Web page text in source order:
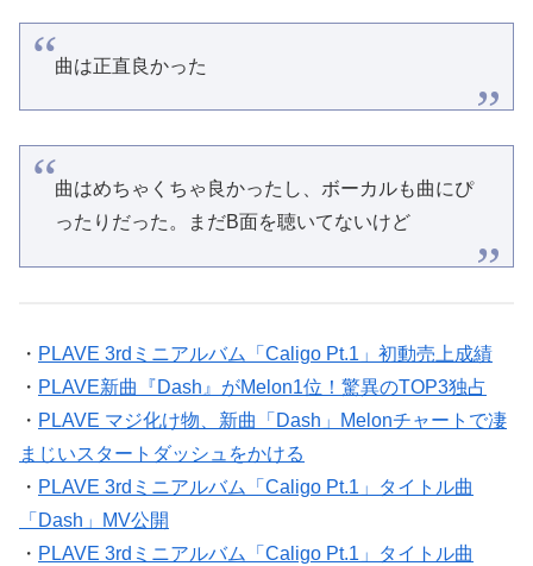
曲は正直良かった
曲はめちゃくちゃ良かったし、ボーカルも曲にぴ
ったりだった。まだB面を聴いてないけど
・ PLAVE 3rdミニアルバム「Caligo Pt.1」初動売上成績
・ PLAVE新曲『Dash』がMelon1位！驚異のTOP3独占
・ PLAVE マジ化け物、新曲「Dash」Melonチャートで凄
まじいスタートダッシュをかける
・ PLAVE 3rdミニアルバム「Caligo Pt.1」タイトル曲
「Dash」MV公開
・ PLAVE 3rdミニアルバム「Caligo Pt.1」タイトル曲